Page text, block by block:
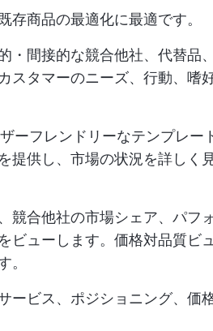
存商品の最適化に最適です。
・間接的な競合他社、代替品
スタマーのニーズ、行動、嗜
ーフレンドリーなテンプレー
提供し、市場の状況を詳しく
競合他社の市場シェア、パフ
ビューします。価格対品質ビ
。
ービス、ポジショニング、価